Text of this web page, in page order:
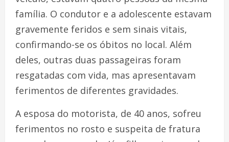
família. O condutor e a adolescente estavam
gravemente feridos e sem sinais vitais,
confirmando-se os óbitos no local. Além
deles, outras duas passageiras foram
resgatadas com vida, mas apresentavam
ferimentos de diferentes gravidades.
A esposa do motorista, de 40 anos, sofreu
ferimentos no rosto e suspeita de fratura